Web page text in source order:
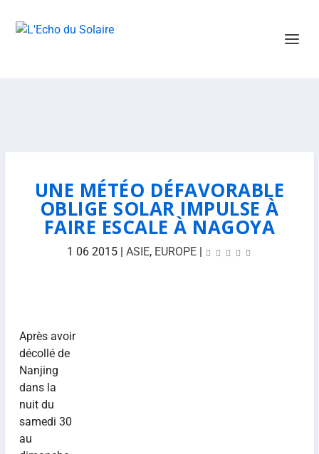
UNE MÉTÉO DÉFAVORABLE
OBLIGE SOLAR IMPULSE À
FAIRE ESCALE À NAGOYA
1 06 2015| ASIE, EUROPE|
Après avoir
décollé de
Nanjing
dans la
nuit du
samedi 30
au